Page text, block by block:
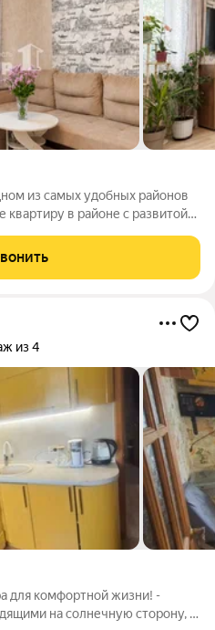
из самых удобных районов
квартиру в районе с развитой
современная
из 4
для комфортной жизни! -
на солнечную сторону, в